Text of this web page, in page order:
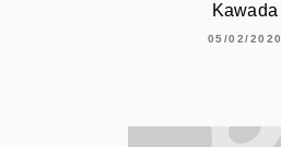
Kawada
05/02/2020